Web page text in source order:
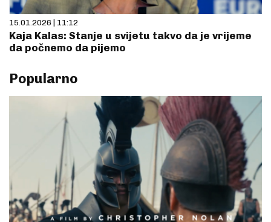
15.01.2026 | 11:12
Kaja Kalas: Stanje u svijetu takvo da je vrijeme
da počnemo da pijemo
Popularno